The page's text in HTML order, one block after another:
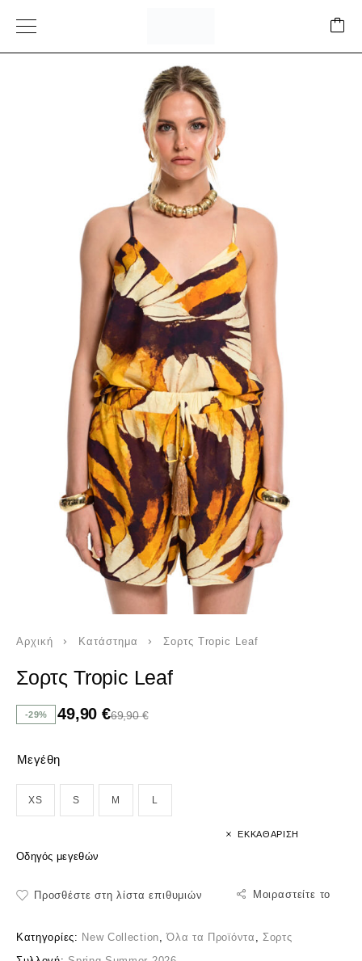
Αρχική Κατάστημα Σορτς Tropic Leaf
Σορτς Tropic Leaf
-29% 69,90€
49,90€
Μεγέθη
XS S M L
ΕΚΚΑΘΆΡΙΣΗ
Οδηγός μεγεθών
Προσθέστε στη λίστα επιθυμιών Μοιραστείτε το
Κατηγορίες: New Collection,Όλα τα Προϊόντα , Σορτς